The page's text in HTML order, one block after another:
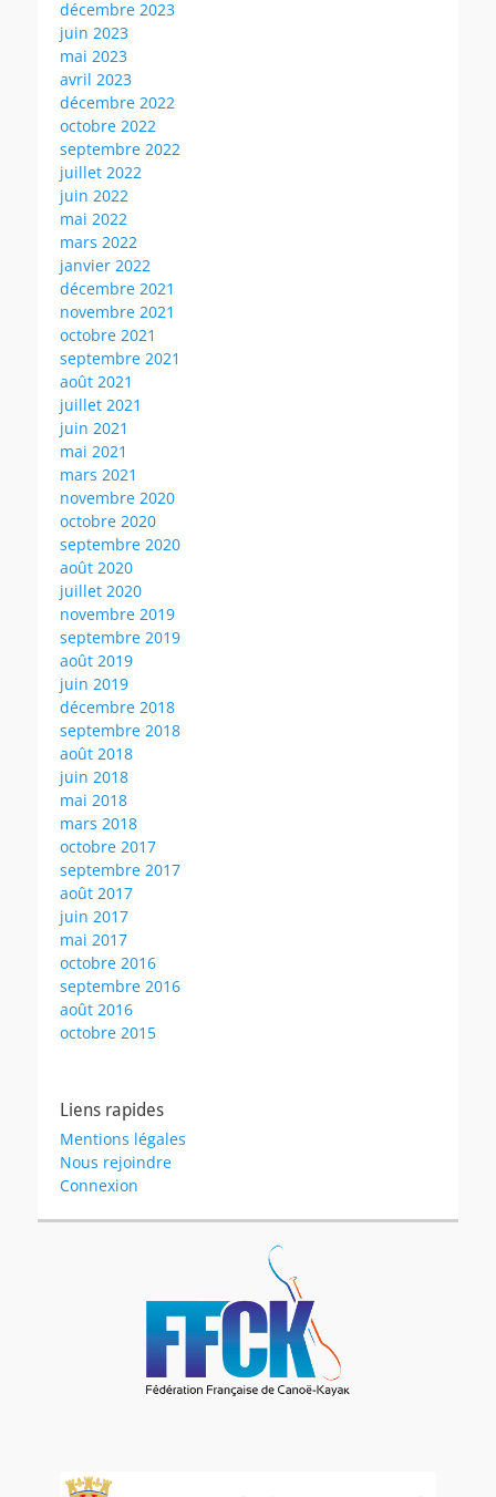
décembre 2023
juin 2023
mai 2023
avril 2023
décembre 2022
octobre 2022
septembre 2022
juillet 2022
juin 2022
mai 2022
mars 2022
janvier 2022
décembre 2021
novembre 2021
octobre 2021
septembre 2021
août 2021
juillet 2021
juin 2021
mai 2021
mars 2021
novembre 2020
octobre 2020
septembre 2020
août 2020
juillet 2020
novembre 2019
septembre 2019
août 2019
juin 2019
décembre 2018
septembre 2018
août 2018
juin 2018
mai 2018
mars 2018
octobre 2017
septembre 2017
août 2017
juin 2017
mai 2017
octobre 2016
septembre 2016
août 2016
octobre 2015
Liens rapides
Mentions légales
Nous rejoindre
Connexion